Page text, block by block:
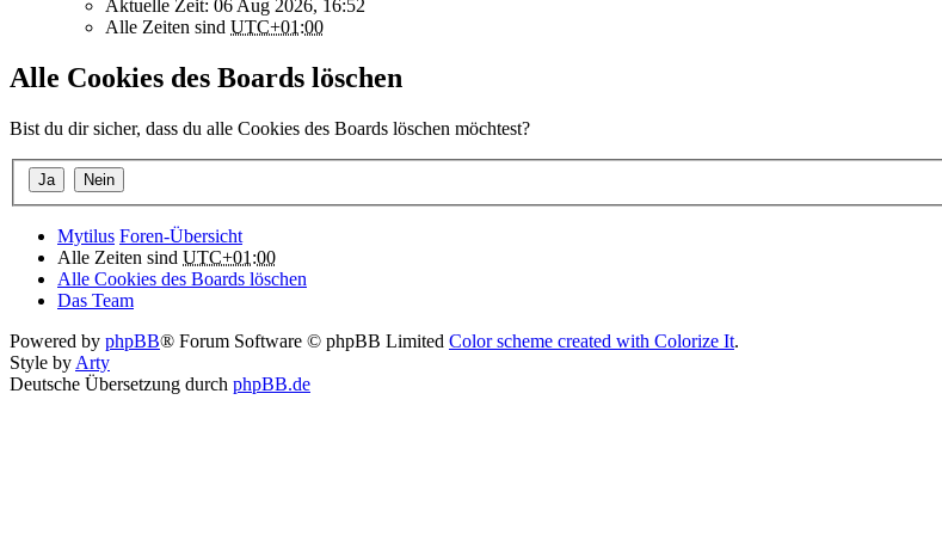
Aktuelle Zeit: 06 Aug 2026, 16:52
Alle Zeiten sind UTC+01:00
Alle Cookies des Boards löschen
Bist du dir sicher, dass du alle Cookies des Boards löschen möchtest?
Mytilus Foren-Übersicht
Alle Zeiten sind UTC+01:00
Alle Cookies des Boards löschen
Das Team
Powered by phpBB® Forum Software © phpBB Limited Color scheme created with Colorize It.
Style byArty
Deutsche Übersetzung durch phpBB.de